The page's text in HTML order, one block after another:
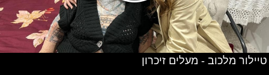
טיילור מלכוב - מעלים זיכרון